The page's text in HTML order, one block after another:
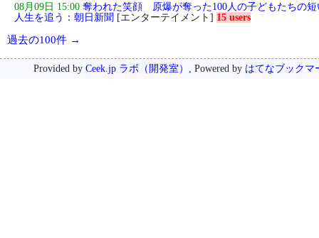
08月09日 15:00 奪われた笑顔 原爆が奪った100人の子どもたちの短
人生を追う：朝日新聞 [エンターテイメント] 15 users
過去の100件 →
Provided by Ceek.jp ラボ（開発室） , Powered by はてなブックマ